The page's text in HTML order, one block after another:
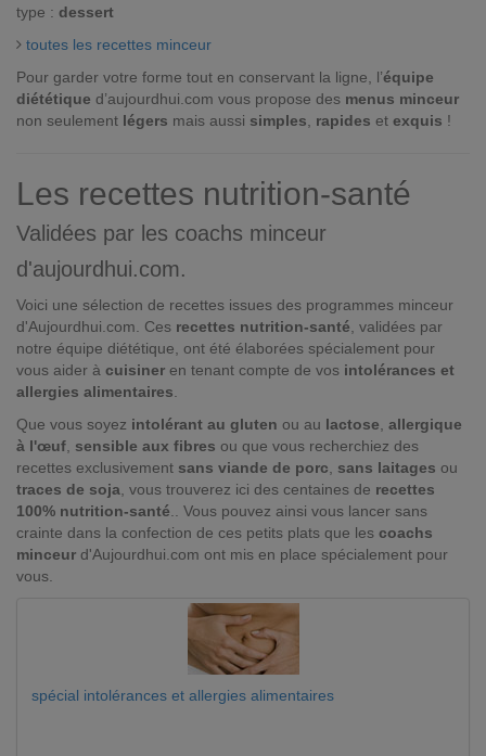
type : dessert
toutes les recettes minceur
Pour garder votre forme tout en conservant la ligne, l’équipe
diététique d’aujourdhui.com vous propose des menus minceur
non seulement légers mais aussi simples rapides et exquis !
Les recettes nutrition-santé
Validées par les coachs minceur
d'aujourdhui.com.
Voici une sélection de recettes issues des programmes minceur
d'Aujourdhui.com. Ces recettes nutrition-santé , validées par
notre équipe diététique, ont été élaborées spécialement pour
vous aider à cuisiner en tenant compte de vos intolérances et
allergies alimentaires
Que vous soyez intolérant au gluten ou au lactose allergique
à l'œuf sensible aux fibres ou que vous recherchiez des
recettes exclusivement sans viande de porc sans laitages ou
traces de soja , vous trouverez ici des centaines de recettes
100% nutrition-santé .. Vous pouvez ainsi vous lancer sans
crainte dans la confection de ces petits plats que les coachs
minceur d'Aujourdhui.com ont mis en place spécialement pour
vous.
spécial intolérances et allergies alimentaires